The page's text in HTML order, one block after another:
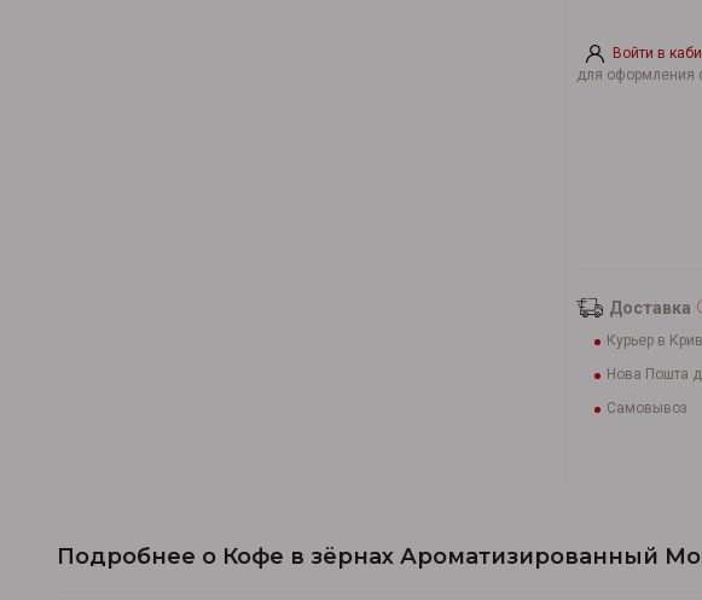
Войти в
для оформления
Доставка
Курьер в
Нова Пошта
Самовывоз
Подробнее о Кофе в зёрнах Ароматизированный